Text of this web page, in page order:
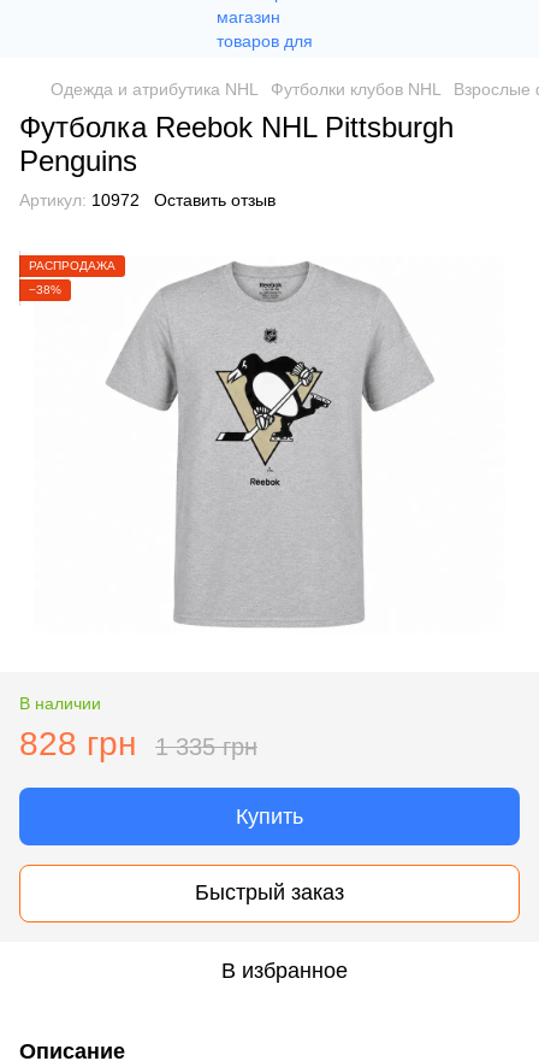
Одежда и атрибутика NHL Футболки клубов NHL Взрослые
Футболка Reebok NHL Pittsburgh
Penguins
Артикул: 10972 Оставить отзыв
РАСПРОДАЖА
−38%
В наличии
828 грн 1 335 грн
Купить
Быстрый заказ
В избранное
Описание